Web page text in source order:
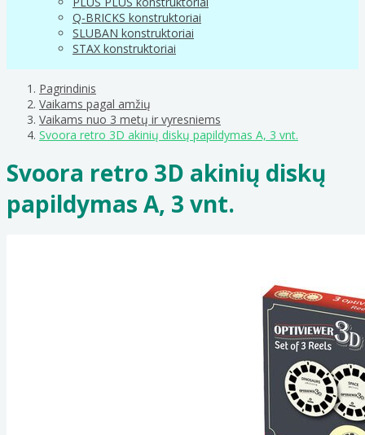
Q-BRICKS konstruktoriai
SLUBAN konstruktoriai
STAX konstruktoriai
Pagrindinis
Vaikams pagal amžių
Vaikams nuo 3 metų ir vyresniems
Svoora retro 3D akinių diskų papildymas A, 3 vnt.
Svoora retro 3D akinių diskų
papildymas A, 3 vnt.